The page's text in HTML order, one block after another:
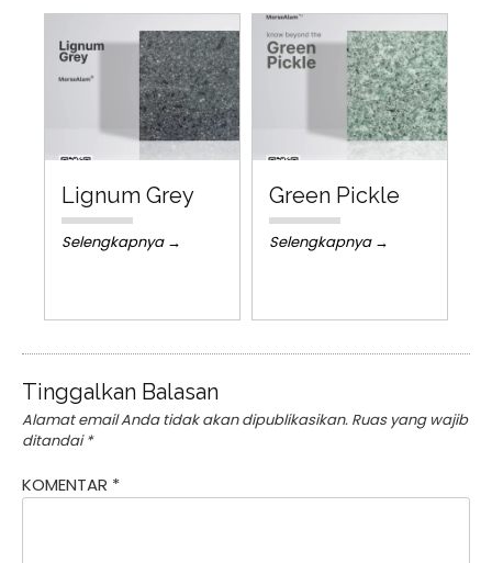
Lignum Grey
Selengkapnya →
Green Pickle
Selengkapnya →
Tinggalkan Balasan
Alamat email Anda tidak akan dipublikasikan. Ruas yang wajib
ditandai*
KOMENTAR *